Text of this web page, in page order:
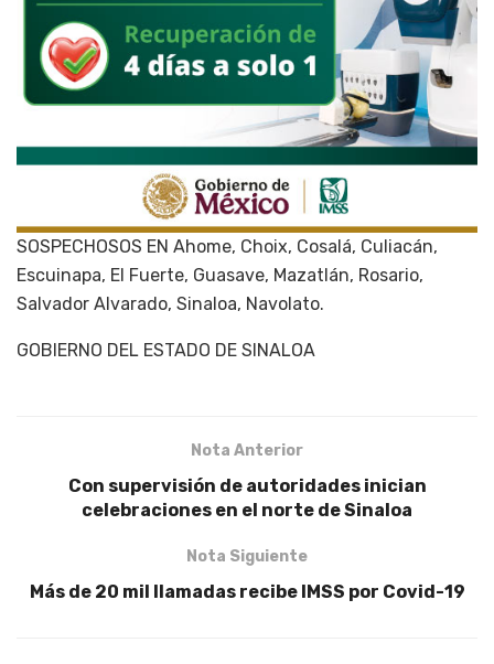
SOSPECHOSOS EN Ahome, Choix, Cosalá, Culiacán,
Escuinapa, El Fuerte, Guasave, Mazatlán, Rosario,
Salvador Alvarado, Sinaloa, Navolato.
GOBIERNO DEL ESTADO DE SINALOA
Nota Anterior
Con supervisión de autoridades inician
celebraciones en el norte de Sinaloa
Nota Siguiente
Más de 20 mil llamadas recibe IMSS por Covid-19